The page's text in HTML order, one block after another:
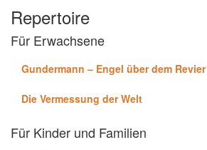
Repertoire
Für Erwachsene
Gundermann – Engel über dem Revier
Die Vermessung der Welt
Für Kinder und Familien